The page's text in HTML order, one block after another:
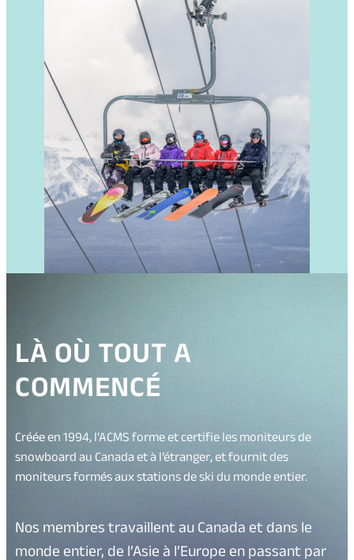
LÀ OÙ TOUT A
COMMENCÉ
Créée en 1994, l’ACMS forme et certifie les moniteurs de
snowboard au Canada et à l’étranger, et fournit des
moniteurs formés aux stations de ski du monde entier.
Nos membres travaillent au Canada et dans le
monde entier, de l’Asie à l’Europe en passant par